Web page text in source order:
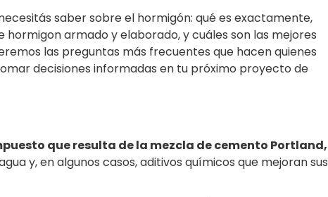
saber sobre el hormigón: qué es exactamente,
armado y elaborado, y cuáles son las mejores
las preguntas más frecuentes que hacen quienes
decisiones informadas en tu próximo proyecto de
que resulta de la mezcla de cemento Portland,
y, en algunos casos, aditivos químicos que mejoran sus